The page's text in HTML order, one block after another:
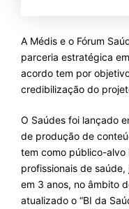
A Médis e o Fórum
parceria estratégica
acordo tem por
credibilização do
O Saúdes foi lançado
de produção de
tem como público-alvo
profissionais de
em 3 anos, no âmbito
atualizado o “BI da